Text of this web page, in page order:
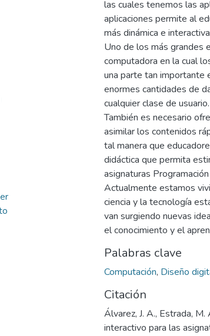
las cuales tenemos las
aplicaciones permite al
más dinámica e interactiva
Uno de los más grandes
computadora en la cual
una parte tan importante
enormes cantidades de
cualquier clase de usuario.
También es necesario
asimilar los contenidos
tal manera que
didáctica que permita
asignaturas Programación
Actualmente estamos
ciencia y la tecnología
van surgiendo nuevas
el conocimiento y el
Palabras clave
Computación, Diseño
Citación
Álvarez, J. A., Estrada,
interactivo para las